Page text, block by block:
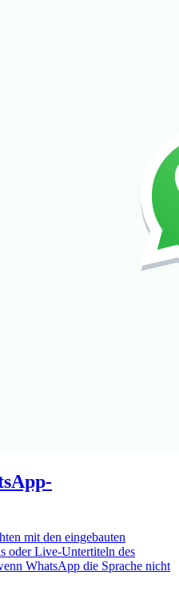
mit den eingebauten
oder Live-Untertiteln des
WhatsApp die Sprache nicht